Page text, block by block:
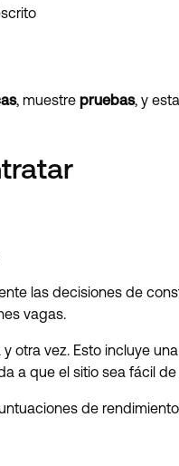
, muestre pruebas, y
las decisiones de
vagas.
otra vez. Esto incluye
a que el sitio sea fácil
de